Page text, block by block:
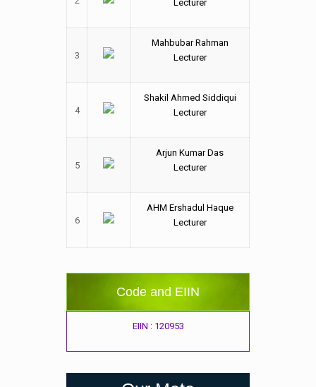
Lecturer
3
Mahbubar Rahman
Lecturer
4
Shakil Ahmed Siddiqui
Lecturer
5
Arjun Kumar Das
Lecturer
6
AHM Ershadul Haque
Lecturer
Code and EIIN
EIIN : 120953